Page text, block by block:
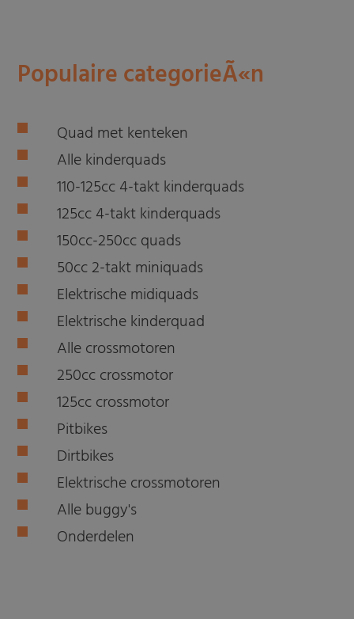
Populaire categorieÃ«n
Quad met kenteken
Alle kinderquads
110-125cc 4-takt kinderquads
125cc 4-takt kinderquads
150cc-250cc quads
50cc 2-takt miniquads
Elektrische midiquads
Elektrische kinderquad
Alle crossmotoren
250cc crossmotor
125cc crossmotor
Pitbikes
Dirtbikes
Elektrische crossmotoren
Alle buggy's
Onderdelen